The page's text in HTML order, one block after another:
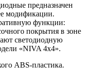
предназначен
модификации.
функции:
покрытия в зоне
светодиодную
«NIVA 4x4».
ABS-пластика.